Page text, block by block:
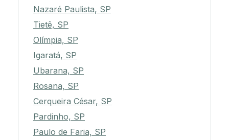
Nazaré Paulista, SP
Tietê, SP
Olímpia, SP
Igaratá, SP
Ubarana, SP
Rosana, SP
Cerqueira César, SP
Pardinho, SP
Paulo de Faria, SP